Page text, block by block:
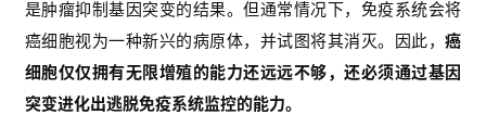
是肿瘤抑制基因突变的结果。但通常情况下，免疫系统会将
癌细胞视为一种新兴的病原体，并试图将其消灭。因此， 癌
细胞仅仅拥有无限增殖的能力还远远不够，还必须通过基因
突变进化出逃脱免疫系统监控的能力。